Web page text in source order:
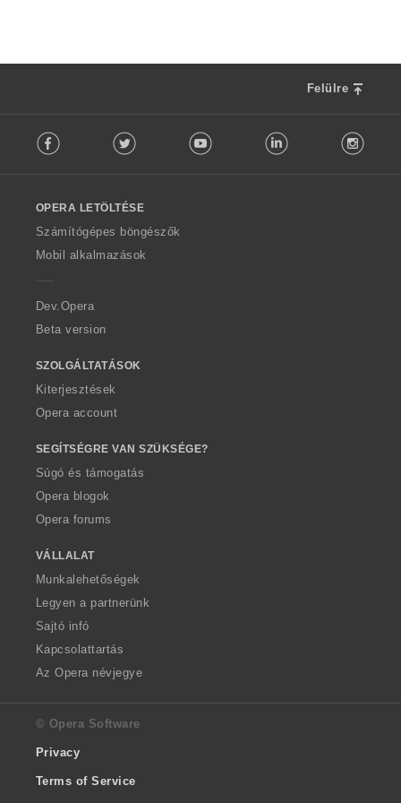
Felülre
o
w
O
p
a
Facebook Twitter Youtube LinkedIn
OPERA LETÖLTÉSE
Számítógépes böngészők
Mobil alkalmazások
Dev.Opera
Beta version
SZOLGÁLTATÁSOK
Kiterjesztések
Opera account
SEGÍTSÉGRE VAN SZÜKSÉGE?
Súgó és támogatás
Opera blogok
Opera forums
VÁLLALAT
Munkalehetőségek
Legyen a partnerünk
Sajtó infó
Kapcsolattartás
Az Opera névjegye
© Opera Software
Privacy
Terms of Service